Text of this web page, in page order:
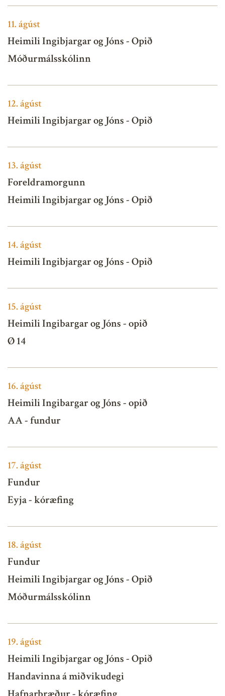
11.ágúst
Heimili Ingibjargar og Jóns - Opið
Móðurmálsskólinn
12.ágúst
Heimili Ingibjargar og Jóns - Opið
13.ágúst
Foreldramorgunn
Heimili Ingibjargar og Jóns - Opið
14.ágúst
Heimili Ingibjargar og Jóns - Opið
15.ágúst
Heimili Ingibargar og Jóns - opið
Ø 14
16.ágúst
Heimili Ingibargar og Jóns - opið
AA - fundur
17.ágúst
Fundur
Eyja - kóræfing
18.ágúst
Fundur
Heimili Ingibjargar og Jóns - Opið
Móðurmálsskólinn
19.ágúst
Heimili Ingibjargar og Jóns - Opið
Handavinna á miðvikudegi